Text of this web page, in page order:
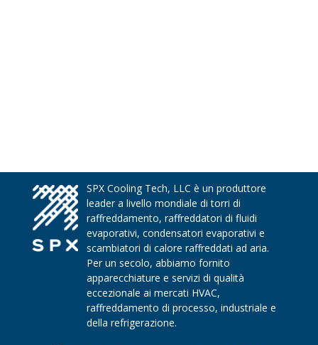
SPX Cooling Tech, LLC è un produttore
leader a livello mondiale di torri di
raffreddamento, raffreddatori di fluidi
evaporativi, condensatori evaporativi e
scambiatori di calore raffreddati ad aria.
Per un secolo, abbiamo fornito
apparecchiature e servizi di qualità
eccezionale ai mercati HVAC,
raffreddamento di processo, industriale e
della refrigerazione.